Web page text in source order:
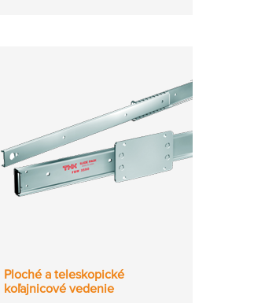
Ploché a teleskopické
koľajnicové vedenie